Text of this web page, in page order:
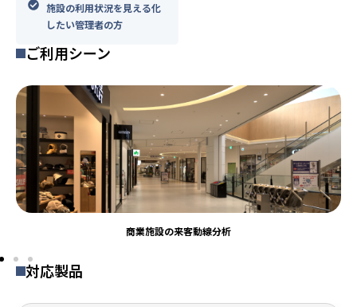
施設の利用状況を見える化
したい管理者の方
ご利用シーン
商業施設の来客動線分析
対応製品